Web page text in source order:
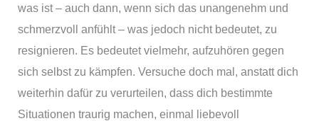
was ist – auch dann, wenn sich das unangenehm und
schmerzvoll anfühlt – was jedoch nicht bedeutet, zu
resignieren. Es bedeutet vielmehr, aufzuhören gegen
sich selbst zu kämpfen. Versuche doch mal, anstatt dich
weiterhin dafür zu verurteilen, dass dich bestimmte
Situationen traurig machen, einmal liebevoll